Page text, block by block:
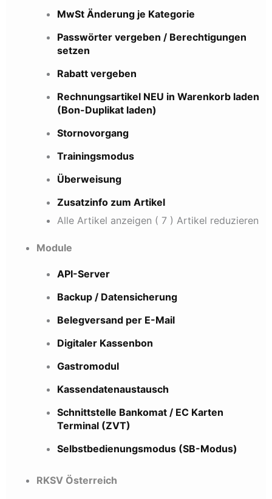
MwSt Änderung je Kategorie
Passwörter vergeben / Berechtigungen
setzen
Rabatt vergeben
Rechnungsartikel NEU in Warenkorb laden
(Bon-Duplikat laden)
Stornovorgang
Trainingsmodus
Überweisung
Zusatzinfo zum Artikel
Alle Artikel anzeigen ( 7 ) Artikel reduzieren
Module
API-Server
Backup / Datensicherung
Belegversand per E-Mail
Digitaler Kassenbon
Gastromodul
Kassendatenaustausch
Schnittstelle Bankomat / EC Karten
Terminal (ZVT)
Selbstbedienungsmodus (SB-Modus)
RKSV Österreich